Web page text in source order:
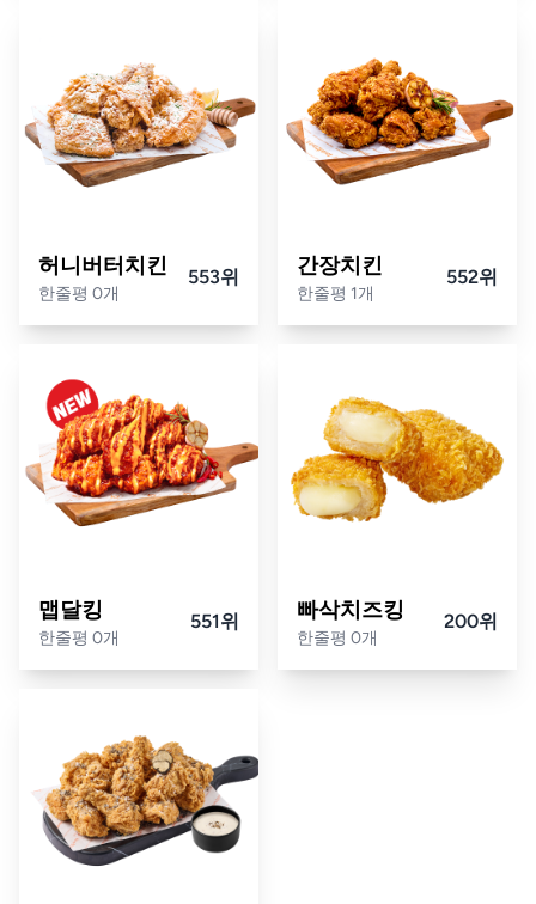
허니버터치킨
한줄평 0개
553위 간장치킨
한줄평 1개
552위
맵달킹
한줄평 0개
551위 빠삭치즈킹
한줄평 0개
200위